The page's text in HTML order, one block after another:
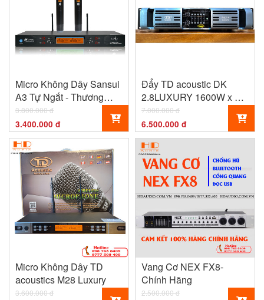
Micro Không Dây Sansui
A3 Tự Ngắt - Thương
Hiệu Đến Từ Nhật Bản
3.800.000 đ
3.400.000 đ
Đẩy TD acoustic DK
2.8LUXURY 1600W x 2
kênh Mới Nhất 2022
7.000.000 đ
6.500.000 đ
Micro Không Dây TD
acoustics M28 Luxury
3.600.000 đ
Vang Cơ NEX FX8-
Chính Hãng
2.500.000 đ